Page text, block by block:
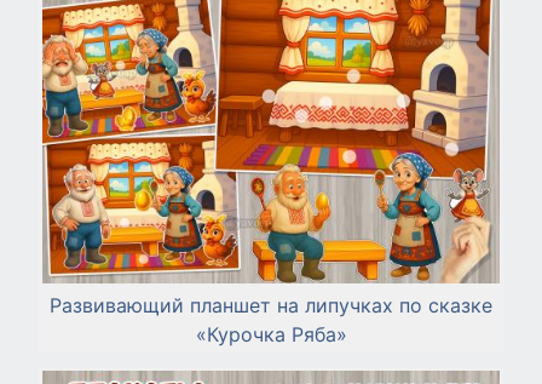
Развивающий планшет на липучках по сказке
«Курочка Ряба»